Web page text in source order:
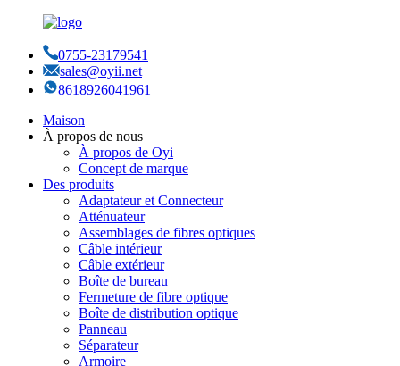
0755-23179541
sales@oyii.net
8618926041961
Maison
À propos de nous
À propos de Oyi
Concept de marque
Des produits
Adaptateur et Connecteur
Atténuateur
Assemblages de fibres optiques
Câble intérieur
Câble extérieur
Boîte de bureau
Fermeture de fibre optique
Boîte de distribution optique
Panneau
Séparateur
Armoire